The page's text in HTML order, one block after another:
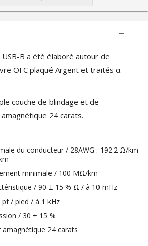
USB-B a été élaboré autour de
OFC plaqué Argent et traités α
couche de blindage et de
24 carats.
du conducteur / 28AWG : 192.2 Ω/km
minimale / 100 MΩ/km
/ 90 ± 15 % Ω / à 10 mHz
/ pied / à 1 kHz
/ 30 ± 15 %
amagnétique 24 carats